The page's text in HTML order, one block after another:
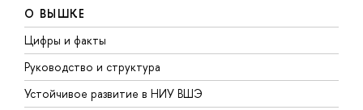
О ВЫШКЕ
Цифры и факты
Руководство и структура
Устойчивое развитие в НИУ ВШЭ